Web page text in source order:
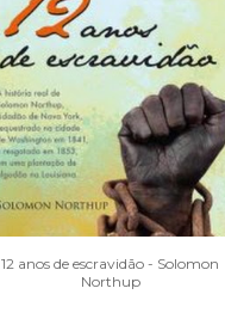
12 anos de escravidão - Solomon
Northup